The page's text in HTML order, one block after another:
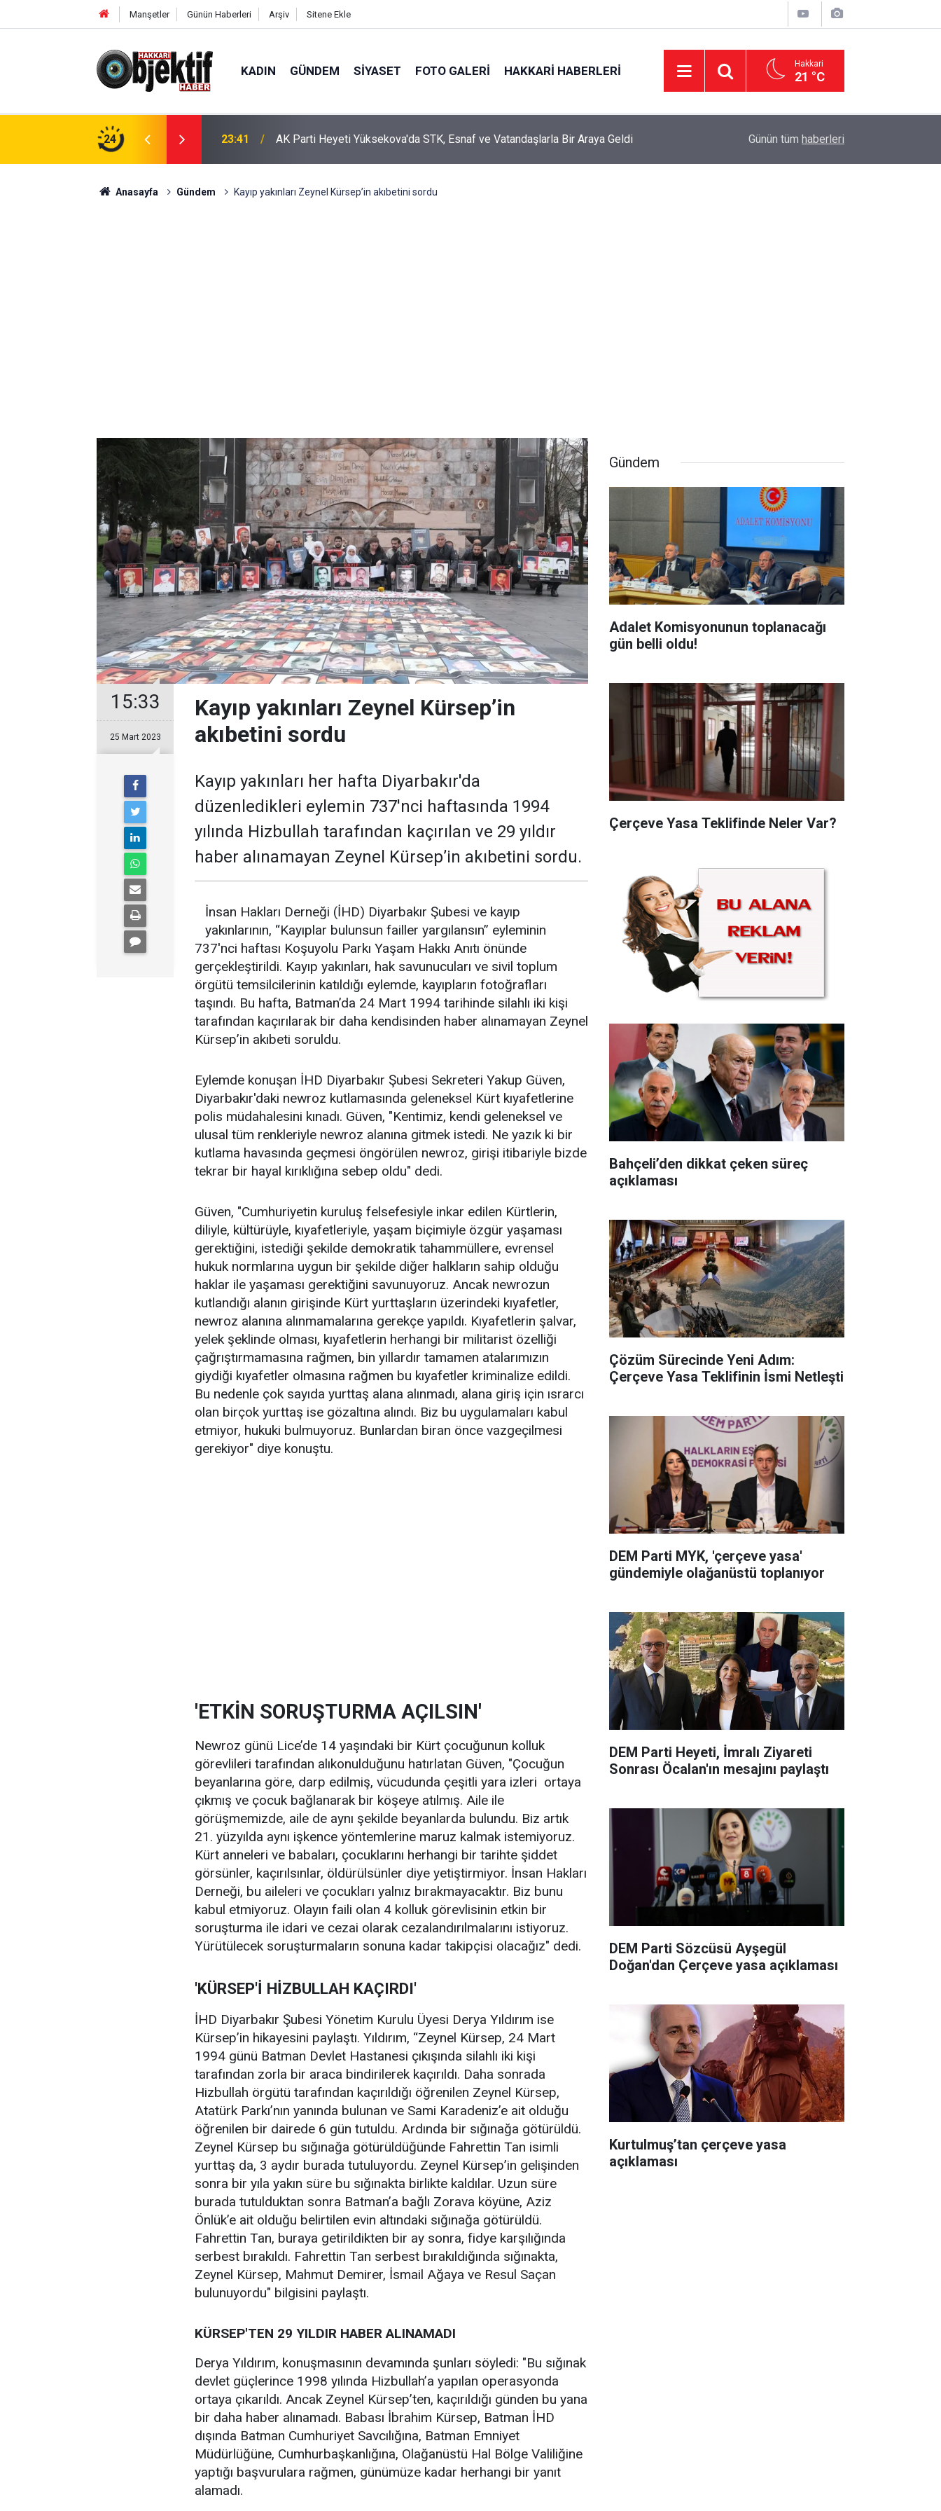
Manşetler Günün Haberleri Arşiv Sitene Ekle
KADIN GÜNDEM SIYASET FOTO GALERI HAKKARI HABERLERI Hakkari
21 °C
24
Ele Geçirildi 23:41 AK Parti Heyeti Yüksekova'da STK, Esnaf ve Vatandaşlarla Bir Araya Geldi AK Parti Hakkâri Teşkilatı Yüksekova’da Yoğun
Günün tüm haberleri
Anasayfa Gündem Kayıp yakınları Zeynel Kürsep’in akıbetini sordu
15:33
25 Mart 2023
Kayıp yakınları Zeynel Kürsep’in
akıbetini sordu
Kayıp yakınları her hafta Diyarbakır'da
düzenledikleri eylemin 737'nci haftasında 1994
yılında Hizbullah tarafından kaçırılan ve 29 yıldır
haber alınamayan Zeynel Kürsep’in akıbetini sordu.
İnsan Hakları Derneği (İHD) Diyarbakır Şubesi ve kayıp
yakınlarının, “Kayıplar bulunsun failler yargılansın” eyleminin
737'nci haftası Koşuyolu Parkı Yaşam Hakkı Anıtı önünde
gerçekleştirildi. Kayıp yakınları, hak savunucuları ve sivil toplum
örgütü temsilcilerinin katıldığı eylemde, kayıpların fotoğrafları
taşındı. Bu hafta, Batman’da 24 Mart 1994 tarihinde silahlı iki kişi
tarafından kaçırılarak bir daha kendisinden haber alınamayan Zeynel
Kürsep’in akıbeti soruldu.
Eylemde konuşan İHD Diyarbakır Şubesi Sekreteri Yakup Güven,
Diyarbakır'daki newroz kutlamasında geleneksel Kürt kıyafetlerine
polis müdahalesini kınadı. Güven, "Kentimiz, kendi geleneksel ve
ulusal tüm renkleriyle newroz alanına gitmek istedi. Ne yazık ki bir
kutlama havasında geçmesi öngörülen newroz, girişi itibariyle bizde
tekrar bir hayal kırıklığına sebep oldu" dedi.
Güven, "Cumhuriyetin kuruluş felsefesiyle inkar edilen Kürtlerin,
diliyle, kültürüyle, kıyafetleriyle, yaşam biçimiyle özgür yaşaması
gerektiğini, istediği şekilde demokratik tahammüllere, evrensel
hukuk normlarına uygun bir şekilde diğer halkların sahip olduğu
haklar ile yaşaması gerektiğini savunuyoruz. Ancak newrozun
kutlandığı alanın girişinde Kürt yurttaşların üzerindeki kıyafetler,
newroz alanına alınmamalarına gerekçe yapıldı. Kıyafetlerin şalvar,
yelek şeklinde olması, kıyafetlerin herhangi bir militarist özelliği
çağrıştırmamasına rağmen, bin yıllardır tamamen atalarımızın
giydiği kıyafetler olmasına rağmen bu kıyafetler kriminalize edildi.
Bu nedenle çok sayıda yurttaş alana alınmadı, alana giriş için ısrarcı
olan birçok yurttaş ise gözaltına alındı. Biz bu uygulamaları kabul
etmiyor, hukuki bulmuyoruz. Bunlardan biran önce vazgeçilmesi
gerekiyor" diye konuştu.
'ETKİN SORUŞTURMA AÇILSIN'
Newroz günü Lice’de 14 yaşındaki bir Kürt çocuğunun kolluk
görevlileri tarafından alıkonulduğunu hatırlatan Güven, "Çocuğun
beyanlarına göre, darp edilmiş, vücudunda çeşitli yara izleri ortaya
çıkmış ve çocuk bağlanarak bir köşeye atılmış. Aile ile
görüşmemizde, aile de aynı şekilde beyanlarda bulundu. Biz artık
21. yüzyılda aynı işkence yöntemlerine maruz kalmak istemiyoruz.
Kürt anneleri ve babaları, çocuklarını herhangi bir tarihte şiddet
görsünler, kaçırılsınlar, öldürülsünler diye yetiştirmiyor. İnsan Hakları
Derneği, bu aileleri ve çocukları yalnız bırakmayacaktır. Biz bunu
kabul etmiyoruz. Olayın faili olan 4 kolluk görevlisinin etkin bir
soruşturma ile idari ve cezai olarak cezalandırılmalarını istiyoruz.
Yürütülecek soruşturmaların sonuna kadar takipçisi olacağız" dedi.
'KÜRSEP'İ HİZBULLAH KAÇIRDI'
İHD Diyarbakır Şubesi Yönetim Kurulu Üyesi Derya Yıldırım ise
Kürsep’in hikayesini paylaştı. Yıldırım, “Zeynel Kürsep, 24 Mart
1994 günü Batman Devlet Hastanesi çıkışında silahlı iki kişi
tarafından zorla bir araca bindirilerek kaçırıldı. Daha sonrada
Hizbullah örgütü tarafından kaçırıldığı öğrenilen Zeynel Kürsep,
Atatürk Parkı’nın yanında bulunan ve Sami Karadeniz’e ait olduğu
öğrenilen bir dairede 6 gün tutuldu. Ardında bir sığınağa götürüldü.
Zeynel Kürsep bu sığınağa götürüldüğünde Fahrettin Tan isimli
yurttaş da, 3 aydır burada tutuluyordu. Zeynel Kürsep’in gelişinden
sonra bir yıla yakın süre bu sığınakta birlikte kaldılar. Uzun süre
burada tutulduktan sonra Batman’a bağlı Zorava köyüne, Aziz
Önlük’e ait olduğu belirtilen evin altındaki sığınağa götürüldü.
Fahrettin Tan, buraya getirildikten bir ay sonra, fidye karşılığında
serbest bırakıldı. Fahrettin Tan serbest bırakıldığında sığınakta,
Zeynel Kürsep, Mahmut Demirer, İsmail Ağaya ve Resul Saçan
bulunuyordu" bilgisini paylaştı.
KÜRSEP'TEN 29 YILDIR HABER ALINAMADI
Derya Yıldırım, konuşmasının devamında şunları söyledi: "Bu sığınak
devlet güçlerince 1998 yılında Hizbullah’a yapılan operasyonda
ortaya çıkarıldı. Ancak Zeynel Kürsep’ten, kaçırıldığı günden bu yana
bir daha haber alınamadı. Babası İbrahim Kürsep, Batman İHD
dışında Batman Cumhuriyet Savcılığına, Batman Emniyet
Müdürlüğüne, Cumhurbaşkanlığına, Olağanüstü Hal Bölge Valiliğine
yaptığı başvurulara rağmen, günümüze kadar herhangi bir yanıt
alamadı.
Gündem
Adalet Komisyonunun toplanacağı
gün belli oldu!
Çerçeve Yasa Teklifinde Neler Var?
Bahçeli’den dikkat çeken süreç
açıklaması
Çözüm Sürecinde Yeni Adım:
Çerçeve Yasa Teklifinin İsmi Netleşti
DEM Parti MYK, 'çerçeve yasa'
gündemiyle olağanüstü toplanıyor
DEM Parti Heyeti, İmralı Ziyareti
Sonrası Öcalan'ın mesajını paylaştı
DEM Parti Sözcüsü Ayşegül
Doğan'dan Çerçeve yasa açıklaması
Kurtulmuş’tan çerçeve yasa
açıklaması